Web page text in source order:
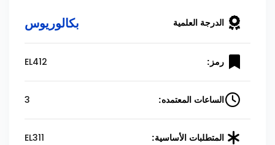
الدرجة العلمية بكالوريوس
رمز: EL412
الساعات المعتمده: 3
المتطلبات الأساسية: EL311